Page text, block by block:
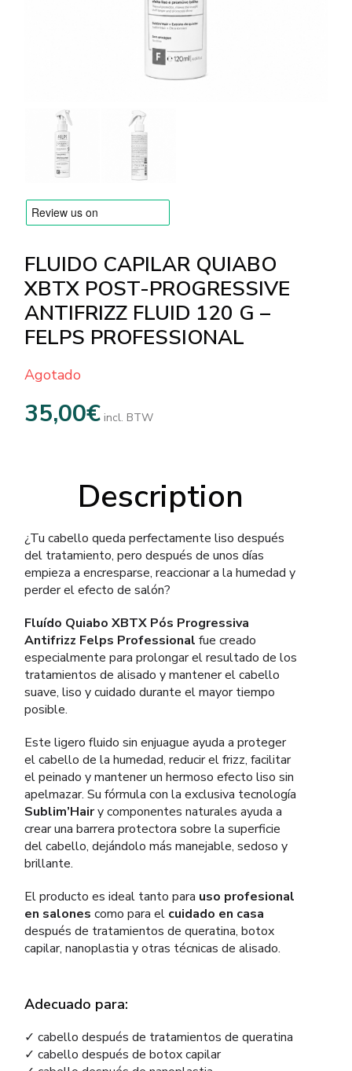
Preguntas frecuentes
Contacto
Reseñas
FLUIDO CAPILAR QUIABO
XBTX POST-PROGRESSIVE
ANTIFRIZZ FLUID 120 G –
FELPS PROFESSIONAL
Agotado
35,00€ incl. BTW
Description
¿Tu cabello queda perfectamente liso después
del tratamiento, pero después de unos días
empieza a encresparse, reaccionar a la humedad y
perder el efecto de salón?
Fluído Quiabo XBTX Pós Progressiva
Antifrizz Felps Professional fue creado
especialmente para prolongar el resultado de los
tratamientos de alisado y mantener el cabello
suave, liso y cuidado durante el mayor tiempo
posible.
Este ligero fluido sin enjuague ayuda a proteger
el cabello de la humedad, reducir el frizz, facilitar
el peinado y mantener un hermoso efecto liso sin
apelmazar. Su fórmula con la exclusiva tecnología
Sublim’Hairy componentes naturales ayuda a
crear una barrera protectora sobre la superficie
del cabello, dejándolo más manejable, sedoso y
brillante.
El producto es ideal tanto para uso profesional
en salones como para el cuidado en casa
después de tratamientos de queratina, botox
capilar, nanoplastia y otras técnicas de alisado.
Adecuado para:
✓ cabello después de tratamientos de queratina
✓ cabello después de botox capilar